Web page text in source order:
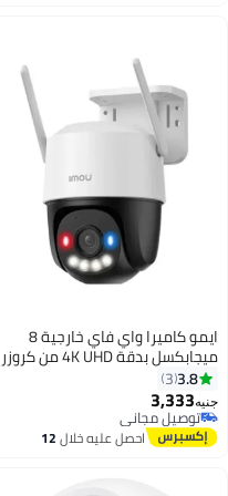
ايمو كاميرا واي فاي خارجية 8
ميجابكسل بدقة 4K UHD من كروزر
متر، إضاءة LED ملونة بالكامل،
صوت ثنائي الاتجاه، صفارة إنذار، دعم
3.8
3
جنيه3,333
توصيل مجاني
توصيل مجانياحصل عليه خلال12